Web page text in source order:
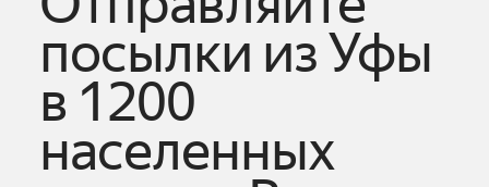
посылки изУфы
в 1200
населенных